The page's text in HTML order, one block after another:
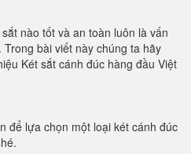
nào tốt và an toàn luôn là vấn
bài viết này chúng ta hãy
Két sắt cánh đúc hàng đầu Việt
để lựa chọn một loại két cánh đúc